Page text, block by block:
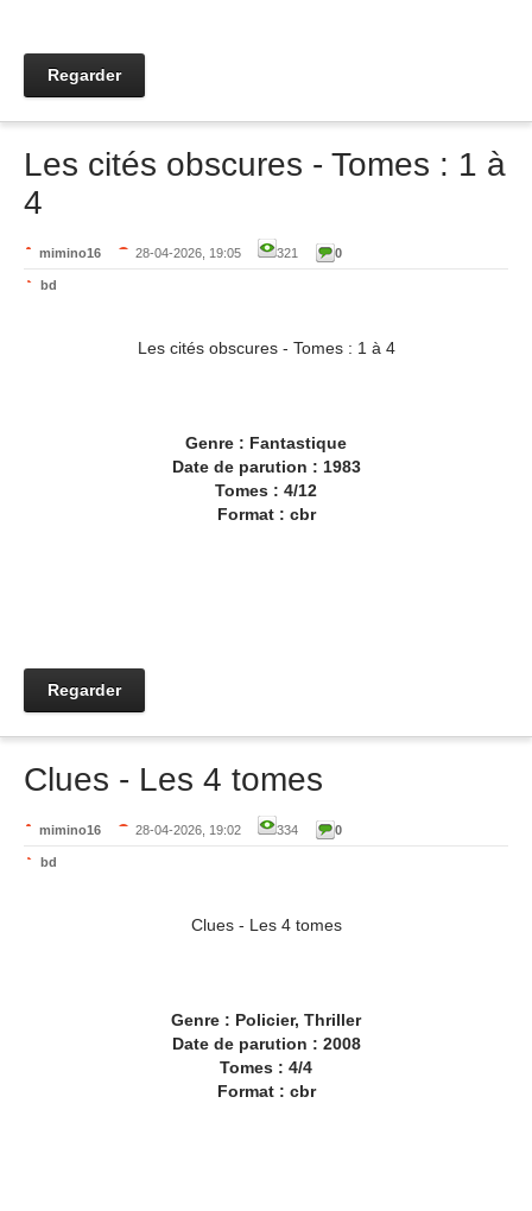
Regarder
Les cités obscures - Tomes : 1 à
4
mimino16 28-04-2026, 19:05 321 0
bd
Les cités obscures - Tomes : 1 à 4
Genre : Fantastique
Date de parution : 1983
Tomes : 4/12
Format : cbr
Regarder
Clues - Les 4 tomes
mimino16 28-04-2026, 19:02 334 0
bd
Clues - Les 4 tomes
Genre : Policier, Thriller
Date de parution : 2008
Tomes : 4/4
Format : cbr